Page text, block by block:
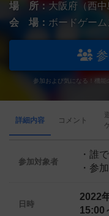
場 所： 大阪府（西中
会 場： ボードゲー
参加および気になる！機能
詳細内容 コメント
参加対象者
・誰
・参
日時
2022
15:00